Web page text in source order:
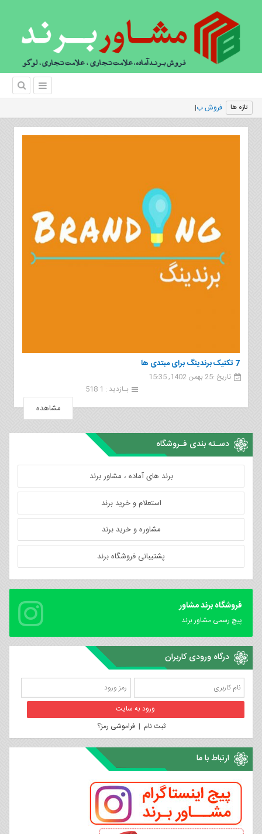
تازه ها فروش برند و د
7 تکنیک برندینگ برای مبتدی ها
تاریخ :25 بهمن 1402, 15:35
بـازدید : 1 518
مشاهده
دسـته بندی فـروشگاه
برند های آماده ، مشاور برند
استعلام و خرید برند
مشاوره و خرید برند
پشتیبانی فروشگاه برند
فروشگاه برند مشاور
پیچ رسمی مشاور برند
درگاه ورودی کاربران
ثبت نام |فراموشی رمز؟
ارتباط با ما